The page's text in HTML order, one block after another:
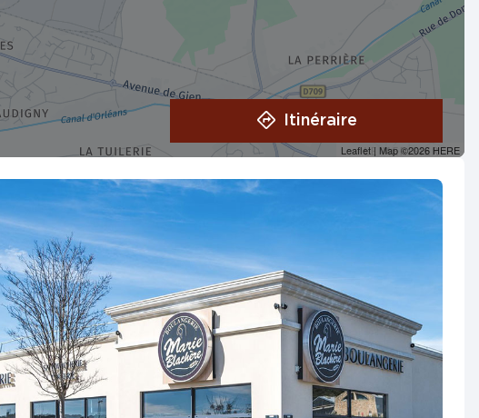
Leaflet | Map ©2026HERE
Itinéraire